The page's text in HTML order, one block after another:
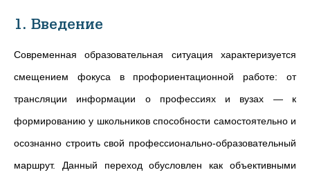
1. Введение
Современная образовательная ситуация характеризуется
смещением фокуса в профориентационной работе: от
трансляции информации о профессиях и вузах — к
формированию у школьников способности самостоятельно и
осознанно строить свой профессионально-образовательный
маршрут. Данный переход обусловлен как объективными